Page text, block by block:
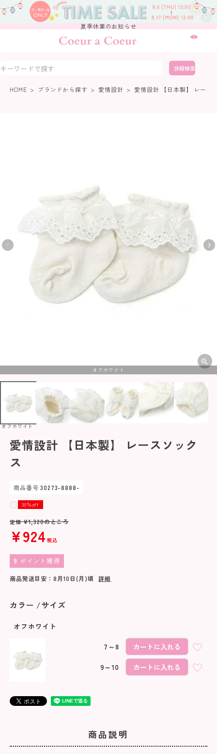
夏季休業のお知らせ
0
詳細検索
HOME ブランドから探す 愛情設計 愛情設計 【日本製】 レース
オフホワイト
オフホワイト
愛情設計 【日本製】 レースソック
ス
商品番号 30273-8888-
30％off
定価 ¥1,320のところ
¥924 税込
9 ポイント獲得
商品発送目安： 8月10日(月)頃 詳細
カラー サイズ
オフホワイト
7～8 カートに入れる
9～10 カートに入れる
商品説明